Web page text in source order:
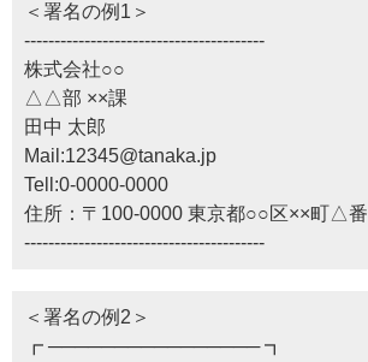
＜署名の例1＞
----------------------------------------
株式会社○○
△△部 ××課
田中 太郎
Mail:12345@tanaka.jp
Tell:0-0000-0000
住所：〒100-0000 東京都○○区××町△番
----------------------------------------
＜署名の例2＞
┏ ──────────────── ┓